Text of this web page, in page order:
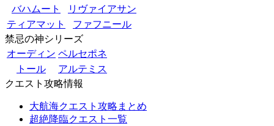
バハムート
リヴァイアサン
ティアマット
ファフニール
禁忌の神シリーズ
オーディン ペルセポネ
トール
アルテミス
クエスト攻略情報
大航海クエスト攻略まとめ
超絶降臨クエスト一覧